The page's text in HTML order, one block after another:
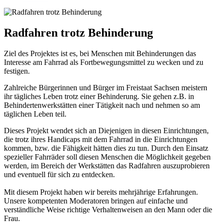
Radfahren trotz Behinderung
Ziel des Projektes ist es, bei Menschen mit Behinderungen das
Interesse am Fahrrad als Fortbewegungsmittel zu wecken und zu
festigen.
Zahlreiche Bürgerinnen und Bürger im Freistaat Sachsen meistern
ihr tägliches Leben trotz einer Behinderung. Sie gehen z.B. in
Behindertenwerkstätten einer Tätigkeit nach und nehmen so am
täglichen Leben teil.
Dieses Projekt wendet sich an Diejenigen in diesen Einrichtungen,
die trotz ihres Handicaps mit dem Fahrrad in die Einrichtungen
kommen, bzw. die Fähigkeit hätten dies zu tun. Durch den Einsatz
spezieller Fahrräder soll diesen Menschen die Möglichkeit gegeben
werden, im Bereich der Werkstätten das Radfahren auszuprobieren
und eventuell für sich zu entdecken.
Mit diesem Projekt haben wir bereits mehrjährige Erfahrungen.
Unsere kompetenten Moderatoren bringen auf einfache und
verständliche Weise richtige Verhaltenweisen an den Mann oder die
Frau.